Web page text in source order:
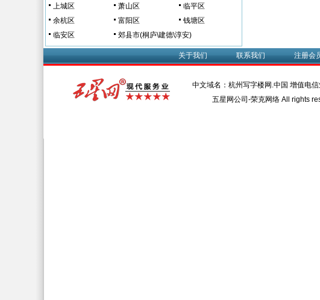
上城区
萧山区
临平区
余杭区
富阳区
钱塘区
临安区
郊县市(桐庐\建德\淳安)
关于我们 联系我们 注册会
中文域名：杭州写字楼网.中国 增值电信
五星网公司-荣克网络 All rights